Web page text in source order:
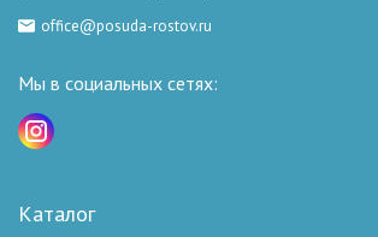
office@posuda-rostov.ru
Мы в социальных сетях:
Каталог